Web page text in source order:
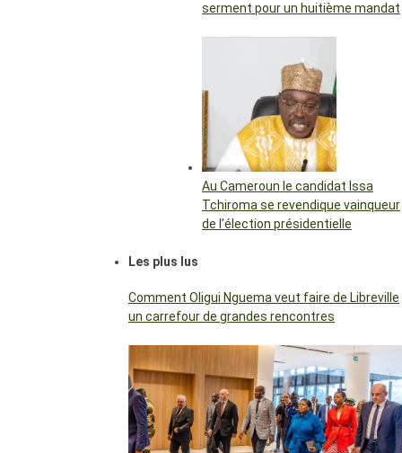
serment pour un huitième mandat
Au Cameroun le candidat Issa
Tchiroma se revendique vainqueur
de l’élection présidentielle
Les plus lus
Comment Oligui Nguema veut faire de Libreville
un carrefour de grandes rencontres